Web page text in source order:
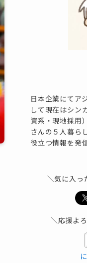
日本企業にてア
して現在はシン
資系・現地採用
さんの５人暮ら
役立つ情報を発
＼気に入っ
＼応援よ